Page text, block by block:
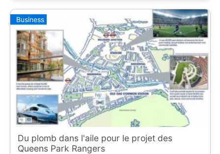
Business
Du plomb dans l'aile pour le projet des
Queens Park Rangers